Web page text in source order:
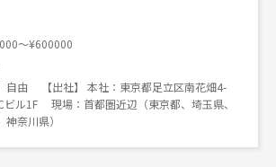
～¥600000
】自由 【出社】 本社：東京都足立区南花畑4-
ビル1F 現場：首都圏近辺（東京都、埼玉県、
奈川県）